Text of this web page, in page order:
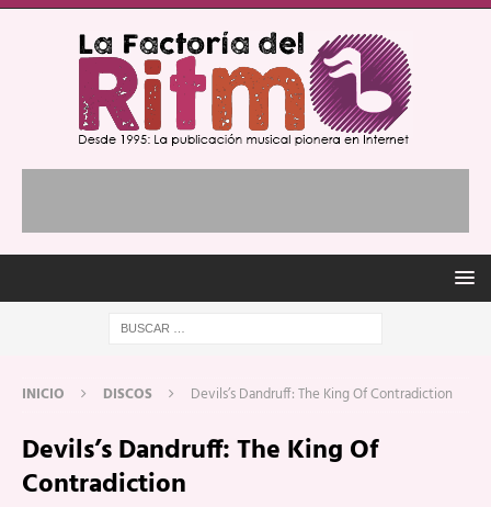
INICIO DISCOS Devils’s Dandruff: The King Of Contradiction
Devils’s Dandruff: The King Of
Contradiction